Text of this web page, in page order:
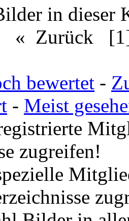
in dieser
« Zurück
bewertet -
- Meist
zugreifen!